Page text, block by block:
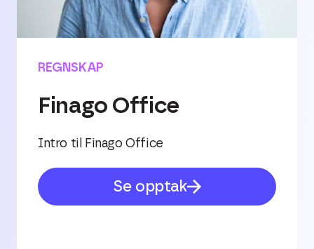
REGNSKAP
Finago Office
Intro til Finago Office
Se opptak